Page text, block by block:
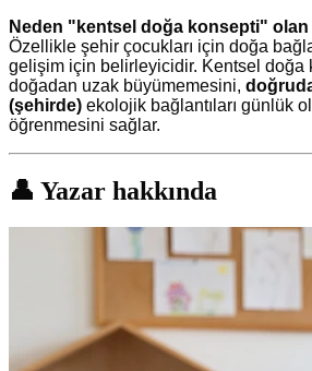
Neden "kentsel doğa konsepti"
Özellikle şehir çocukları için doğa
gelişim için belirleyicidir. Kentsel doğa
doğadan uzak büyümemesini,
(şehirde) ekolojik bağlantıları günlük
öğrenmesini sağlar.
👤 Yazar hakkında